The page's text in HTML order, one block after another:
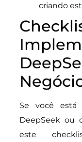
criando
Se você está
DeepSeek ou
este